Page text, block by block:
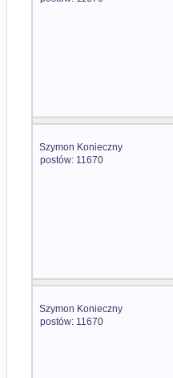
Szymon Konieczny
postów: 11670
Szymon Konieczny
postów: 11670